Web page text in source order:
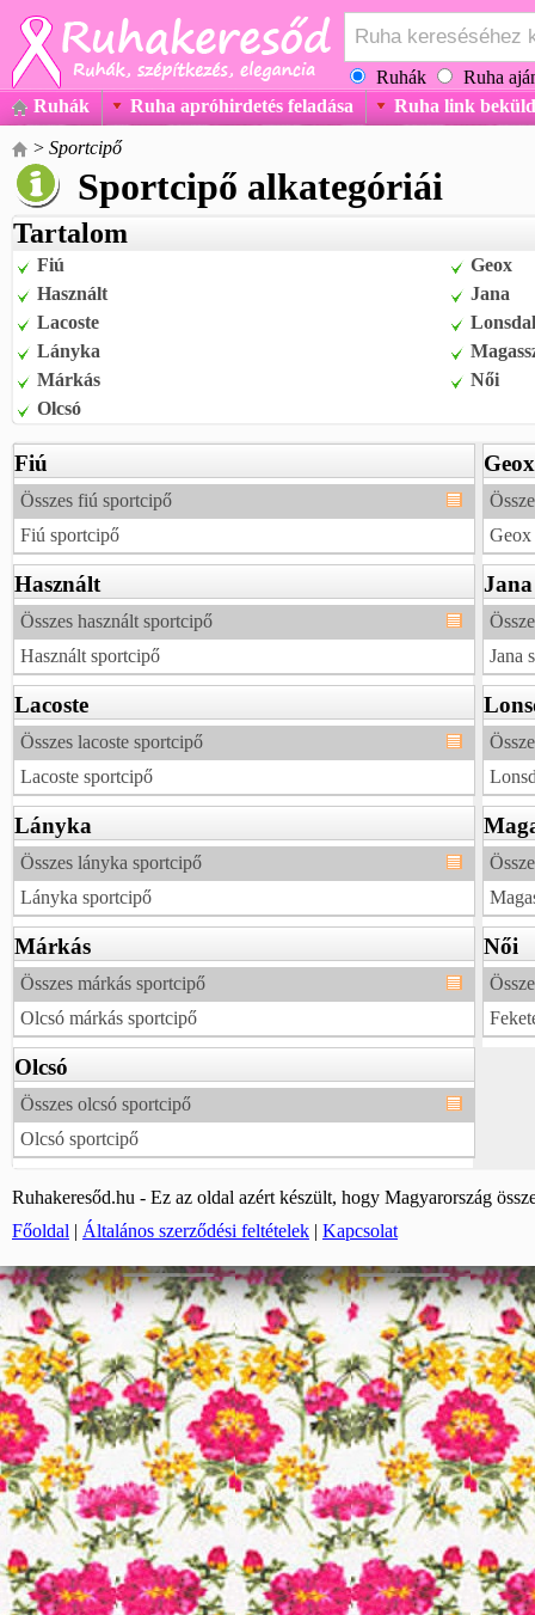
Ruhák
Ruha
Ruhák
Ruha apróhirdetés feladása Ruha link
> Sportcipő
Sportcipő alkategóriái
Tartalom
Fiú
Geox
Használt
Jana
Lacoste
Lányka
Márkás
Női
Olcsó
Fiú
Összes fiú sportcipő
Fiú sportcipő
Használt
Összes használt sportcipő
Használt sportcipő
Lacoste
Összes lacoste sportcipő
Lacoste sportcipő
Lányka
Összes lányka sportcipő
Lányka sportcipő
Márkás
Összes márkás sportcipő
Olcsó márkás sportcipő
Olcsó
Összes olcsó sportcipő
Olcsó sportcipő
Geox
Geox
Jana
Jana
Női
Ruhakeresőd.hu - Ez az oldal azért készült, hogy Magyarország
Főoldal | Általános szerződési feltételek | Kapcsolat